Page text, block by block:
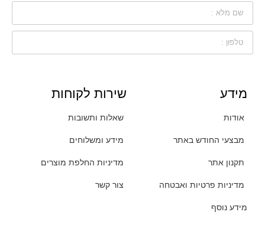
מידע
אודות
מבצעי החודש באתר
תקנון אתר
מדיניות פרטיות ואבטחה
מידע נוסף
שירות לקוחות
שאלות ותשובות
מידע ומשלוחים
מדיניות החלפת מוצרים
צור קשר